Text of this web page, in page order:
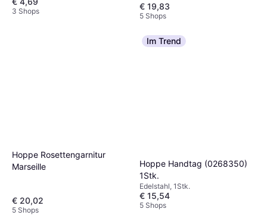
3 Shops € 19,83
5 Shops
Hoppe Rosettengarnitur
Marseille
€ 20,02
5 Shops
Im Trend
Hoppe Handtag (0268350)
1Stk.
Edelstahl, 1Stk.
€ 15,54
5 Shops